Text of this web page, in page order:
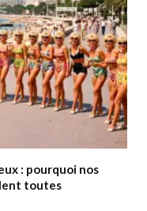
: pourquoi nos
toutes